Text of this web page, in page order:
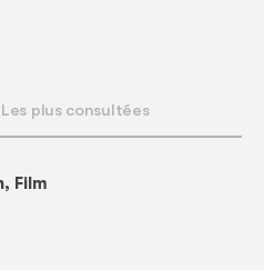
Les plus consultées
Film